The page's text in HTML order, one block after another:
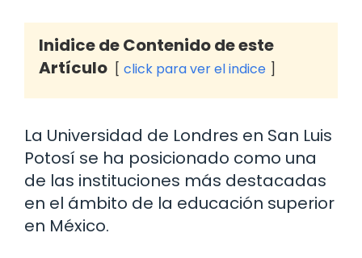
Inidice de Contenido de este
Artículo
click para ver el indice
La Universidad de Londres en San Luis
Potosí se ha posicionado como una
de las instituciones más destacadas
en el ámbito de la educación superior
en México.